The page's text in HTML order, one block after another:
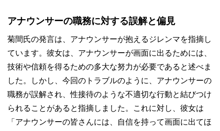
アナウンサーの職務に対する誤解と偏見
菊間氏の発言は、アナウンサーが抱えるジレンマを指摘し
ています。彼女は、アナウンサーが画面に出るためには、
技術や信頼を得るための多大な努力が必要であると述べま
した。しかし、今回のトラブルのように、アナウンサーの
職務が誤解され、性接待のような不適切な行動と結びつけ
られることがあると指摘しました。これに対し、彼女は
「アナウンサーの皆さんには、自信を持って画面に出てほ